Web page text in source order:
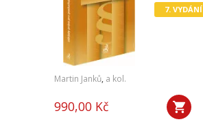
7. VYDÁNÍ
Martin Janků, a kol.
990,00 Kč